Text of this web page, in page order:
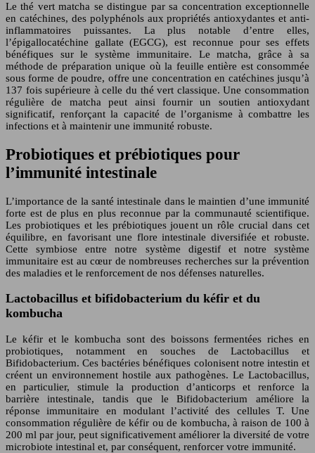
Le thé vert matcha se distingue par sa concentration exceptionnelle
en catéchines, des polyphénols aux propriétés antioxydantes et anti-
inflammatoires puissantes. La plus notable d’entre elles,
l’épigallocatéchine gallate (EGCG), est reconnue pour ses effets
bénéfiques sur le système immunitaire. Le matcha, grâce à sa
méthode de préparation unique où la feuille entière est consommée
sous forme de poudre, offre une concentration en catéchines jusqu’à
137 fois supérieure à celle du thé vert classique. Une consommation
régulière de matcha peut ainsi fournir un soutien antioxydant
significatif, renforçant la capacité de l’organisme à combattre les
infections et à maintenir une immunité robuste.
Probiotiques et prébiotiques pour
l’immunité intestinale
L’importance de la santé intestinale dans le maintien d’une immunité
forte est de plus en plus reconnue par la communauté scientifique.
Les probiotiques et les prébiotiques jouent un rôle crucial dans cet
équilibre, en favorisant une flore intestinale diversifiée et robuste.
Cette symbiose entre notre système digestif et notre système
immunitaire est au cœur de nombreuses recherches sur la prévention
des maladies et le renforcement de nos défenses naturelles.
Lactobacillus et bifidobacterium du kéfir et du
kombucha
Le kéfir et le kombucha sont des boissons fermentées riches en
probiotiques, notamment en souches de Lactobacillus et
Bifidobacterium. Ces bactéries bénéfiques colonisent notre intestin et
créent un environnement hostile aux pathogènes. Le Lactobacillus,
en particulier, stimule la production d’anticorps et renforce la
barrière intestinale, tandis que le Bifidobacterium améliore la
réponse immunitaire en modulant l’activité des cellules T. Une
consommation régulière de kéfir ou de kombucha, à raison de 100 à
200 ml par jour, peut significativement améliorer la diversité de votre
microbiote intestinal et, par conséquent, renforcer votre immunité.